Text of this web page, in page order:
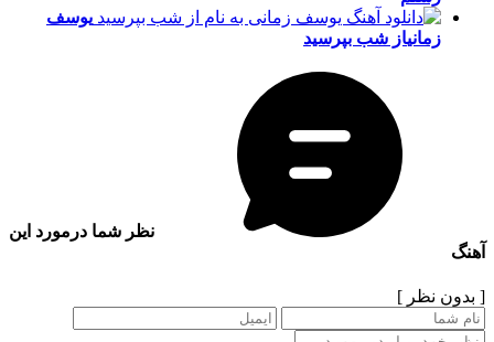
یوسف
زمانیاز شب بپرسید
نظر شما درمورد این
آهنگ
[ بدون نظر ]